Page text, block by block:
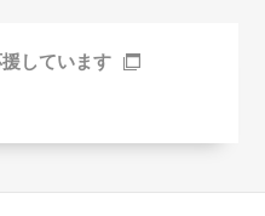
しています